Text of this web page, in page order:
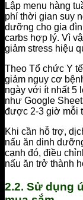
Lập menu hàng
phí thời gian suy
dưỡng cho gia
carbs hợp lý. Vì
giảm stress hiệu
Theo Tổ chức Y
giảm nguy cơ
ngày với ít nhất 5
như Google
được 2-3 giờ mỗi
Khi cần hỗ trợ,
nấu ăn dinh
cạnh đó, điều
nấu ăn trở thành
2.2. Sử dụng